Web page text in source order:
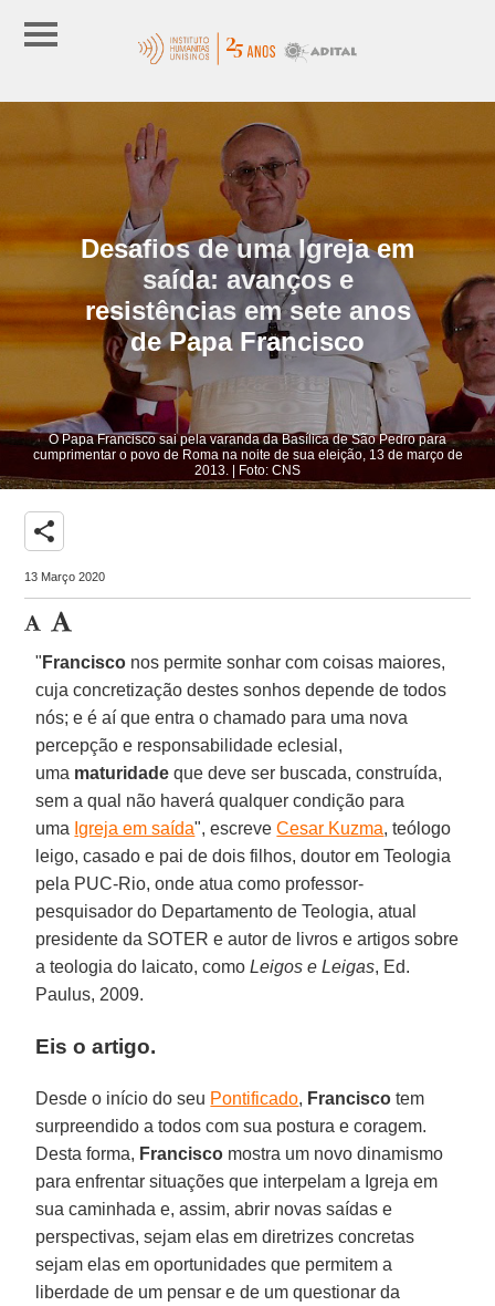
Desafios de uma Igreja em
saída: avanços e
resistências em sete anos
de Papa Francisco
O Papa Francisco sai pela varanda da Basílica de São Pedro para
cumprimentar o povo de Roma na noite de sua eleição, 13 de março de
2013. | Foto: CNS
share
13 Março 2020
" Francisco nos permite sonhar com coisas maiores,
cuja concretização destes sonhos depende de todos
nós; e é aí que entra o chamado para uma nova
percepção e responsabilidade eclesial,
uma maturidade que deve ser buscada, construída,
sem a qual não haverá qualquer condição para
uma Igreja em saída", escreveCesar Kuzma, teólogo
leigo, casado e pai de dois filhos, doutor em Teologia
pela PUC-Rio, onde atua como professor-
pesquisador do Departamento de Teologia, atual
presidente da SOTER e autor de livros e artigos sobre
a teologia do laicato, comoLeigos e Leigas, Ed.
Paulus, 2009.
Eis o artigo.
Desde o início do seu Pontificado, Francisco tem
surpreendido a todos com sua postura e coragem.
Desta forma, Francisco mostra um novo dinamismo
para enfrentar situações que interpelam a Igreja em
sua caminhada e, assim, abrir novas saídas e
perspectivas, sejam elas em diretrizes concretas
sejam elas em oportunidades que permitem a
liberdade de um pensar e de um questionar da